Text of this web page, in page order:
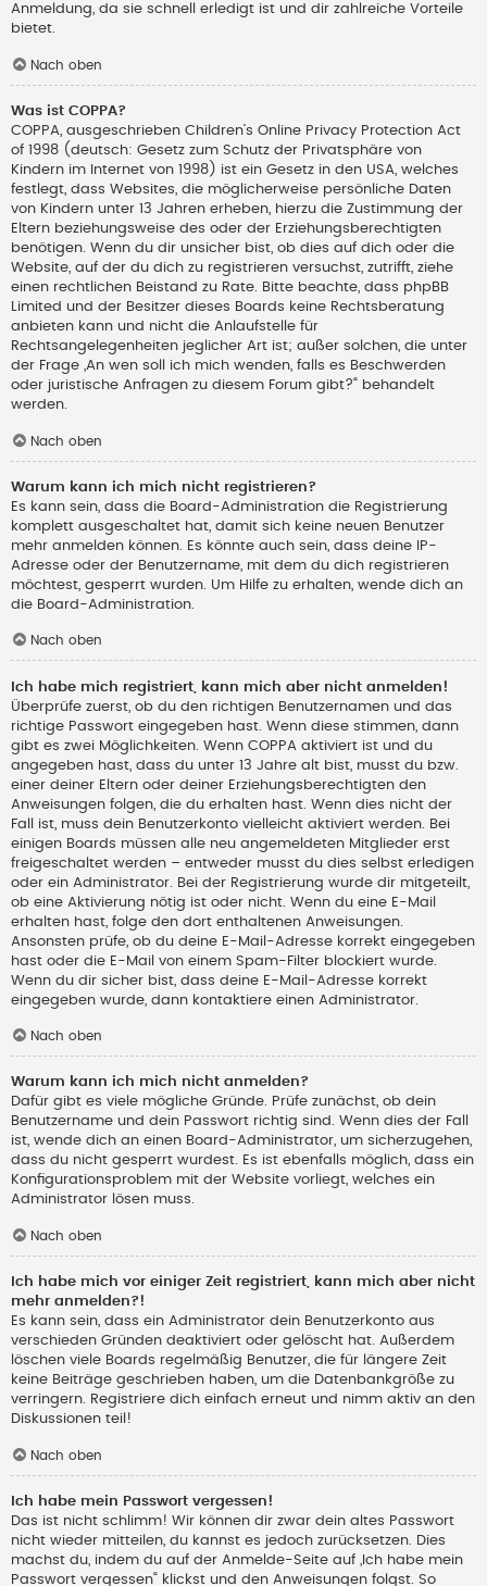
Anmeldung, da sie schnell erledigt ist und dir zahlreiche Vorteile
bietet.
Nach oben
Was ist COPPA?
COPPA, ausgeschrieben Children’s Online Privacy Protection Act
of 1998 (deutsch: Gesetz zum Schutz der Privatsphäre von
Kindern im Internet von 1998) ist ein Gesetz in den USA, welches
festlegt, dass Websites, die möglicherweise persönliche Daten
von Kindern unter 13 Jahren erheben, hierzu die Zustimmung der
Eltern beziehungsweise des oder der Erziehungsberechtigten
benötigen. Wenn du dir unsicher bist, ob dies auf dich oder die
Website, auf der du dich zu registrieren versuchst, zutrifft, ziehe
einen rechtlichen Beistand zu Rate. Bitte beachte, dass phpBB
Limited und der Besitzer dieses Boards keine Rechtsberatung
anbieten kann und nicht die Anlaufstelle für
Rechtsangelegenheiten jeglicher Art ist; außer solchen, die unter
der Frage „An wen soll ich mich wenden, falls es Beschwerden
oder juristische Anfragen zu diesem Forum gibt?“ behandelt
werden.
Nach oben
Warum kann ich mich nicht registrieren?
Es kann sein, dass die Board-Administration die Registrierung
komplett ausgeschaltet hat, damit sich keine neuen Benutzer
mehr anmelden können. Es könnte auch sein, dass deine IP-
Adresse oder der Benutzername, mit dem du dich registrieren
möchtest, gesperrt wurden. Um Hilfe zu erhalten, wende dich an
die Board-Administration.
Nach oben
Ich habe mich registriert, kann mich aber nicht anmelden!
Überprüfe zuerst, ob du den richtigen Benutzernamen und das
richtige Passwort eingegeben hast. Wenn diese stimmen, dann
gibt es zwei Möglichkeiten. Wenn COPPA aktiviert ist und du
angegeben hast, dass du unter 13 Jahre alt bist, musst du bzw.
einer deiner Eltern oder deiner Erziehungsberechtigten den
Anweisungen folgen, die du erhalten hast. Wenn dies nicht der
Fall ist, muss dein Benutzerkonto vielleicht aktiviert werden. Bei
einigen Boards müssen alle neu angemeldeten Mitglieder erst
freigeschaltet werden – entweder musst du dies selbst erledigen
oder ein Administrator. Bei der Registrierung wurde dir mitgeteilt,
ob eine Aktivierung nötig ist oder nicht. Wenn du eine E-Mail
erhalten hast, folge den dort enthaltenen Anweisungen.
Ansonsten prüfe, ob du deine E-Mail-Adresse korrekt eingegeben
hast oder die E-Mail von einem Spam-Filter blockiert wurde.
Wenn du dir sicher bist, dass deine E-Mail-Adresse korrekt
eingegeben wurde, dann kontaktiere einen Administrator.
Nach oben
Warum kann ich mich nicht anmelden?
Dafür gibt es viele mögliche Gründe. Prüfe zunächst, ob dein
Benutzername und dein Passwort richtig sind. Wenn dies der Fall
ist, wende dich an einen Board-Administrator, um sicherzugehen,
dass du nicht gesperrt wurdest. Es ist ebenfalls möglich, dass ein
Konfigurationsproblem mit der Website vorliegt, welches ein
Administrator lösen muss.
Nach oben
Ich habe mich vor einiger Zeit registriert, kann mich aber nicht
mehr anmelden?!
Es kann sein, dass ein Administrator dein Benutzerkonto aus
verschieden Gründen deaktiviert oder gelöscht hat. Außerdem
löschen viele Boards regelmäßig Benutzer, die für längere Zeit
keine Beiträge geschrieben haben, um die Datenbankgröße zu
verringern. Registriere dich einfach erneut und nimm aktiv an den
Diskussionen teil!
Nach oben
Ich habe mein Passwort vergessen!
Das ist nicht schlimm! Wir können dir zwar dein altes Passwort
nicht wieder mitteilen, du kannst es jedoch zurücksetzen. Dies
machst du, indem du auf der Anmelde-Seite auf „Ich habe mein
Passwort vergessen“ klickst und den Anweisungen folgst. So